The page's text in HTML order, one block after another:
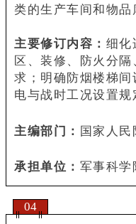
类的生产车间和物品
主要修订内容： 细化
区、装修、防火分
求；明确防烟楼梯
电与战时工况设置
主编部门： 国家人民
承担单位： 军事科学
04